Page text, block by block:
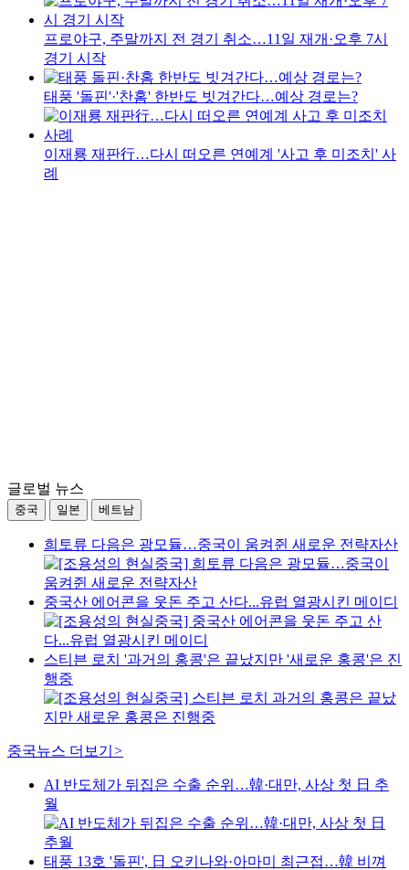
프로야구, 주말까지 전 경기 취소…11일 재개·오후 7시
경기 시작
태풍 '돌핀'·'찬홈' 한반도 빗겨간다…예상 경로는?
이재룡 재판行…다시 떠오른 연예계 '사고 후 미조치' 사
례
글로벌 뉴스
중국 일본 베트남
희토류 다음은 광모듈…중국이 움켜쥔 새로운 전략자산
중국산 에어콘을 웃돈 주고 산다...유럽 열광시킨 메이디
스티븐 로치 '과거의 홍콩'은 끝났지만 '새로운 홍콩'은 진
행중
중국뉴스 더보기 >
AI 반도체가 뒤집은 수출 순위…韓·대만, 사상 첫 日 추
월
태풍 13호 '돌핀', 日 오키나와·아마미 최근접…韓 비껴